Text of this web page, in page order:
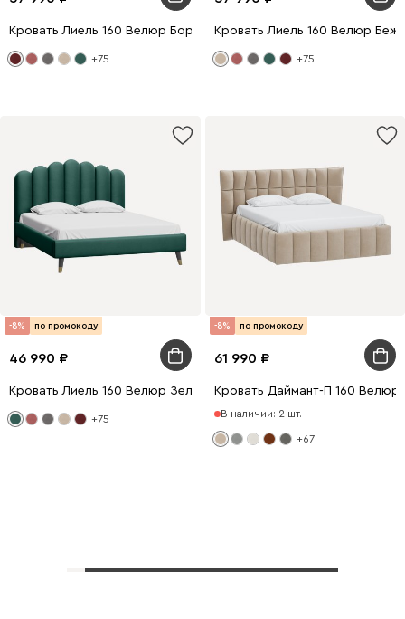
Кровать Лиель 160 Велюр Бордовый
+75
Кровать Лиель 160 Велюр
+75
-8% по промокоду
46 990
Кровать Лиель 160 Велюр Зеленый
+75
-8% по промокоду
61 990
Кровать Даймант-П 160 Велюр
В наличии: 2 шт.
+67